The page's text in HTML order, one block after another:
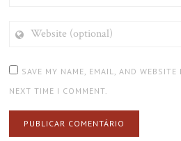
(OPTIONAL)
SAVE MY NAME, EMAIL, AND
NEXT TIME I COMMENT.